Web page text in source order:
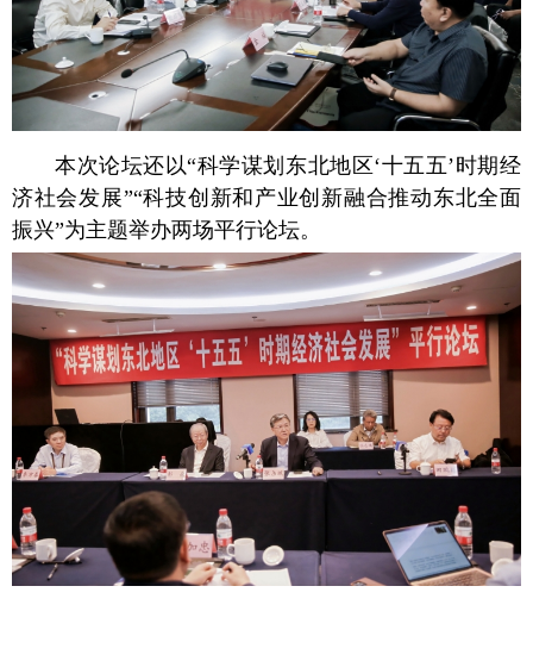
本次论坛还以“科学谋划东北地区‘十五五’时期经
济社会发展”“科技创新和产业创新融合推动东北全面
振兴”为主题举办两场平行论坛。